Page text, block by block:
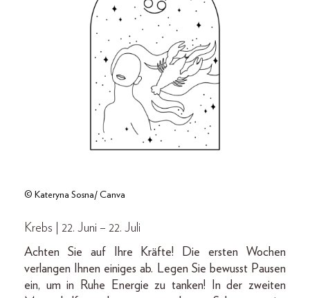
© Kateryna Sosna/ Canva
Krebs | 22. Juni – 22. Juli
Achten Sie auf Ihre Kräfte! Die ersten Wochen
verlangen Ihnen einiges ab. Legen Sie bewusst Pausen
ein, um in Ruhe Energie zu tanken! In der zweiten